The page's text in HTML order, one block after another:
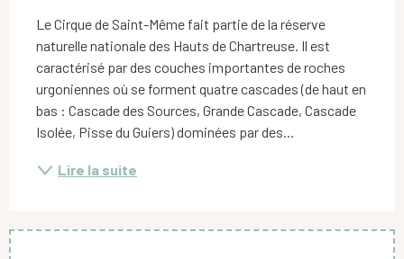
Le Cirque de Saint-Même fait partie de la réserve
naturelle nationale des Hauts de Chartreuse. Il est
caractérisé par des couches importantes de roches
urgoniennes où se forment quatre cascades (de haut en
bas : Cascade des Sources, Grande Cascade, Cascade
Isolée, Pisse du Guiers) dominées par des...
Lire la suite